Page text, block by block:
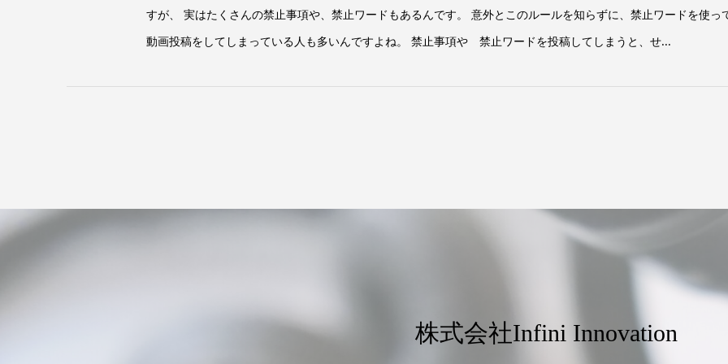
すが、 実はたくさんの禁止事項や、禁止ワードもあるんです。 意外とこのルールを知らずに、禁止ワードを使っ
動画投稿をしてしまっている人も多いんですよね。 禁止事項や 禁止ワードを投稿してしまうと、せ...
株式会社Infini Innovation